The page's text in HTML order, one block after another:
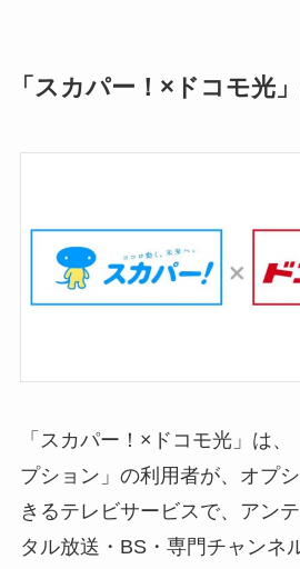
「スカパー！×ドコモ光
「スカパー！×ドコモ光」は
プション」の利用者が、オプ
きるテレビサービスで、アン
タル放送・BS・専門チャンネ